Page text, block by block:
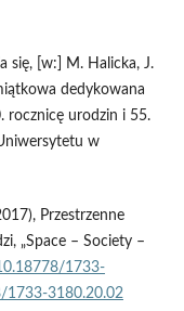
się, [w:] M. Halicka, J.
dedykowana
rocznicę urodzin i 55.
w
Przestrzenne
„Space – Society –
1733-
1733-3180.20.02